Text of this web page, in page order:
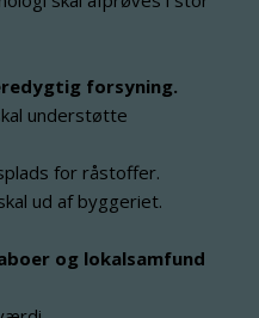
forsyning.
understøtte
for råstoffer.
ud af byggeriet.
og lokalsamfund